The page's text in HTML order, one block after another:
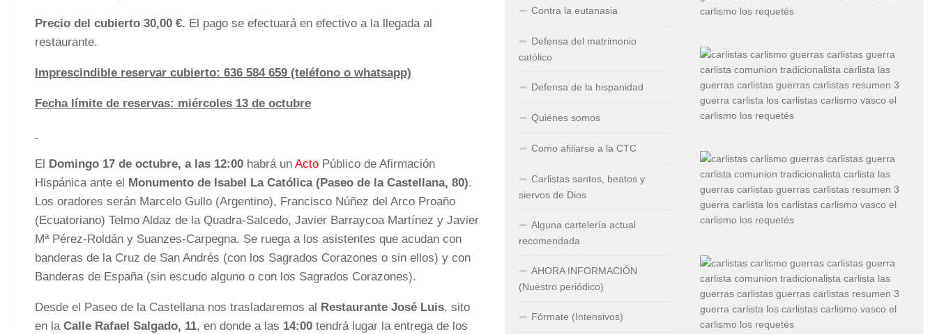
Precio del cubierto 30,00 €. El pago se efectuará en efectivo a la llegada al
restaurante.
Imprescindible reservar cubierto: 636 584 659 (teléfono o whatsapp)
Fecha límite de reservas: miércoles 13 de octubre
El Domingo 17 de octubre, a las 12:00 habrá un Acto Público de Afirmación
Hispánica ante el
Monumento de Isabel La Católica (Paseo de la Castellana, 80).
Los oradores serán Marcelo Gullo (Argentino), Francisco Núñez del Arco Proaño
(Ecuatoriano) Telmo Aldaz de la Quadra-Salcedo, Javier Barraycoa Martínez y Javier
Mª Pérez-Roldán y Suanzes-Carpegna. Se ruega a los asistentes que acudan con
banderas de la Cruz de San Andrés (con los Sagrados Corazones o sin ellos) y con
Banderas de España (sin escudo alguno o con los Sagrados Corazones).
Desde el Paseo de la Castellana nos trasladaremos al Restaurante José Luis, sito
en la Calle Rafael Salgado, 11, en donde a las 14:00 tendrá lugar la entrega de los
Contra la eutanasia
Defensa del matrimonio
católico
Defensa de la hispanidad
Quiénes somos
Como afiliarse a la CTC
Carlistas santos, beatos y
siervos de Dios
Alguna cartelería actual
recomendada
AHORA INFORMACIÓN
(Nuestro periódico)
Fórmate (Intensivos)